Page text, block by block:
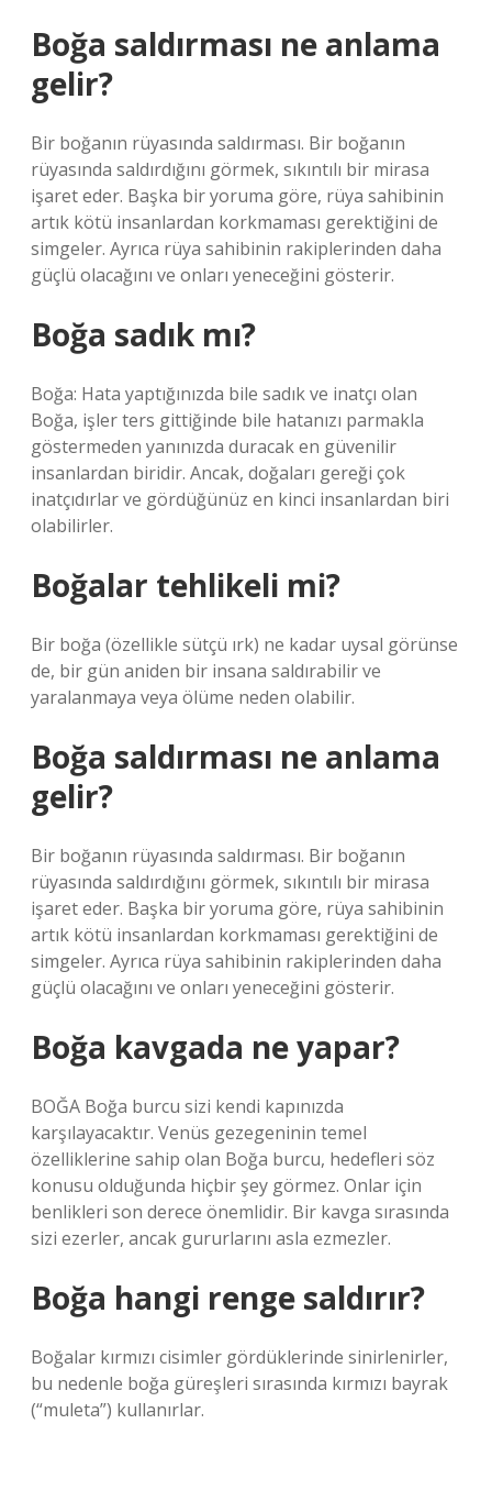
Boğa saldırması ne anlama
gelir?
Bir boğanın rüyasında saldırması. Bir boğanın
rüyasında saldırdığını görmek, sıkıntılı bir mirasa
işaret eder. Başka bir yoruma göre, rüya sahibinin
artık kötü insanlardan korkmaması gerektiğini de
simgeler. Ayrıca rüya sahibinin rakiplerinden daha
güçlü olacağını ve onları yeneceğini gösterir.
Boğa sadık mı?
Boğa: Hata yaptığınızda bile sadık ve inatçı olan
Boğa, işler ters gittiğinde bile hatanızı parmakla
göstermeden yanınızda duracak en güvenilir
insanlardan biridir. Ancak, doğaları gereği çok
inatçıdırlar ve gördüğünüz en kinci insanlardan biri
olabilirler.
Boğalar tehlikeli mi?
Bir boğa (özellikle sütçü ırk) ne kadar uysal görünse
de, bir gün aniden bir insana saldırabilir ve
yaralanmaya veya ölüme neden olabilir.
Boğa saldırması ne anlama
gelir?
Bir boğanın rüyasında saldırması. Bir boğanın
rüyasında saldırdığını görmek, sıkıntılı bir mirasa
işaret eder. Başka bir yoruma göre, rüya sahibinin
artık kötü insanlardan korkmaması gerektiğini de
simgeler. Ayrıca rüya sahibinin rakiplerinden daha
güçlü olacağını ve onları yeneceğini gösterir.
Boğa kavgada ne yapar?
BOĞA Boğa burcu sizi kendi kapınızda
karşılayacaktır. Venüs gezegeninin temel
özelliklerine sahip olan Boğa burcu, hedefleri söz
konusu olduğunda hiçbir şey görmez. Onlar için
benlikleri son derece önemlidir. Bir kavga sırasında
sizi ezerler, ancak gururlarını asla ezmezler.
Boğa hangi renge saldırır?
Boğalar kırmızı cisimler gördüklerinde sinirlenirler,
bu nedenle boğa güreşleri sırasında kırmızı bayrak
(“muleta”) kullanırlar.